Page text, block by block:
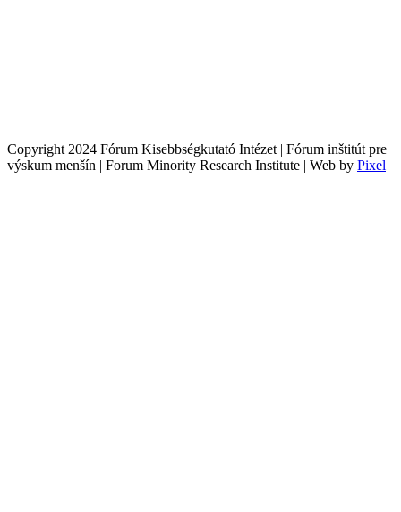
Copyright 2024 Fórum Kisebbségkutató Intézet | Fórum inštitút pre
výskum menšín | Forum Minority Research Institute | Web by Pixel